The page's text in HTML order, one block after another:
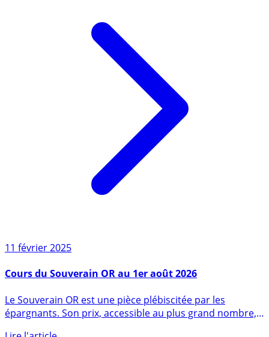
11 février 2025
Cours du Souverain OR au 1er août 2026
Le Souverain OR est une pièce plébiscitée par les